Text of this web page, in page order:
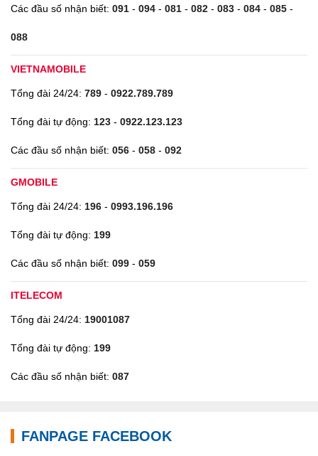
Các đầu số nhận biết: 091 - 094 - 081 - 082 - 083 - 084 - 085 -
088
VIETNAMOBILE
Tổng đài 24/24: 789 - 0922.789.789
Tổng đài tự động: 123 - 0922.123.123
Các đầu số nhận biết: 056 - 058 - 092
GMOBILE
Tổng đài 24/24: 196 - 0993.196.196
Tổng đài tự động: 199
Các đầu số nhận biết: 099 - 059
ITELECOM
Tổng đài 24/24: 19001087
Tổng đài tự động: 199
Các đầu số nhận biết: 087
FANPAGE FACEBOOK